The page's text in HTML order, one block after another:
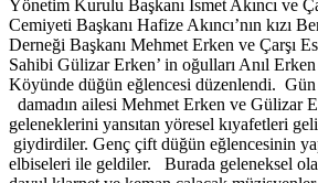
Yönetim Kurulu Başkanı İsmet Akıncı ve
Cemiyeti Başkanı Hafize Akıncı’nın kızı
Derneği Başkanı Mehmet Erken ve Çarşı
Sahibi Gülizar Erken’ in oğulları Anıl
Köyünde düğün eğlencesi düzenlendi. Gün
damadın ailesi Mehmet Erken ve Gülizar
geleneklerini yansıtan yöresel kıyafetleri
giydirdiler. Genç çift düğün eğlencesinin
elbiseleri ile geldiler. Burada geleneksel